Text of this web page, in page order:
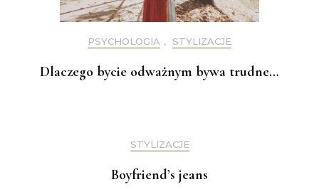
PSYCHOLOGIA , STYLIZACJE
Dlaczego bycie odważnym bywa trudne…
STYLIZACJE
Boyfriend’s jeans